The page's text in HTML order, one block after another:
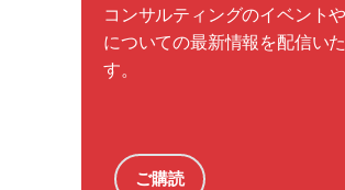
コンサルティングのイベント
についての最新情報を配信い
す。
ご購読